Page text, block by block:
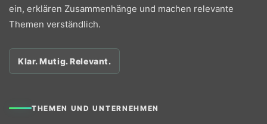
ein, erklären Zusammenhänge und machen relevante
Themen verständlich.
Klar. Mutig. Relevant.
THEMEN UND UNTERNEHMEN